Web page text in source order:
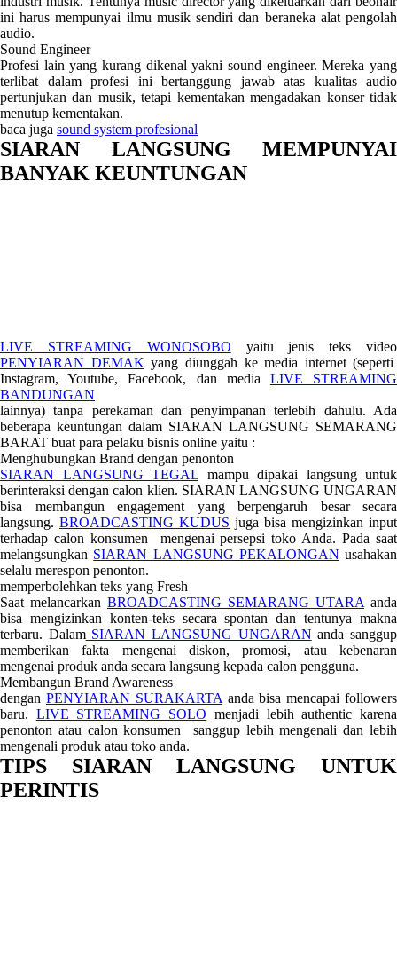
ini harus mempunyai ilmu musik sendiri dan beraneka alat pengolah
audio.
Sound Engineer
Profesi lain yang kurang dikenal yakni sound engineer. Mereka yang
terlibat dalam profesi ini bertanggung jawab atas kualitas audio
pertunjukan dan musik, tetapi kementakan mengadakan konser tidak
menutup kementakan.
baca juga sound system profesional
SIARAN LANGSUNG MEMPUNYAI
BANYAK KEUNTUNGAN
LIVE STREAMING WONOSOBO yaitu jenis teks video
PENYIARAN DEMAK yang diunggah ke media internet (seperti
Instagram, Youtube, Facebook, dan media LIVE STREAMING
BANDUNGAN
lainnya) tanpa perekaman dan penyimpanan terlebih dahulu. Ada
beberapa keuntungan dalam SIARAN LANGSUNG SEMARANG
BARAT buat para pelaku bisnis online yaitu :
Menghubungkan Brand dengan penonton
SIARAN LANGSUNG TEGAL mampu dipakai langsung untuk
berinteraksi dengan calon klien. SIARAN LANGSUNG UNGARAN
bisa membangun engagement yang berpengaruh besar secara
langsung. BROADCASTING KUDUS juga bisa mengizinkan input
terhadap calon konsumen mengenai persepsi toko Anda. Pada saat
melangsungkan SIARAN LANGSUNG PEKALONGAN usahakan
selalu merespon penonton.
memperbolehkan teks yang Fresh
Saat melancarkan BROADCASTING SEMARANG UTARA anda
bisa mengizinkan konten-teks secara spontan dan tentunya makna
terbaru. DalamSIARAN LANGSUNG UNGARAN anda sanggup
memberikan fakta mengenai diskon, promosi, atau kebenaran
mengenai produk anda secara langsung kepada calon pengguna.
Membangun Brand Awareness
dengan PENYIARAN SURAKARTA anda bisa mencapai followers
baru. LIVE STREAMING SOLO menjadi lebih authentic karena
penonton atau calon konsumen sanggup lebih mengenali dan lebih
mengenali produk atau toko anda.
TIPS SIARAN LANGSUNG UNTUK
PERINTIS